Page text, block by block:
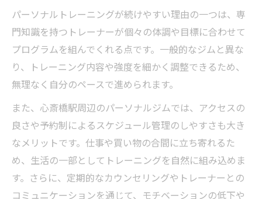
パーソナルトレーニングが続けやすい理由の一つは、専
門知識を持つトレーナーが個々の体調や目標に合わせて
プログラムを組んでくれる点です。一般的なジムと異な
り、トレーニング内容や強度を細かく調整できるため、
無理なく自分のペースで進められます。
また、心斎橋駅周辺のパーソナルジムでは、アクセスの
良さや予約制によるスケジュール管理のしやすさも大き
なメリットです。仕事や買い物の合間に立ち寄れるた
め、生活の一部としてトレーニングを自然に組み込めま
す。さらに、定期的なカウンセリングやトレーナーとの
コミュニケーションを通じて、モチベーションの低下や